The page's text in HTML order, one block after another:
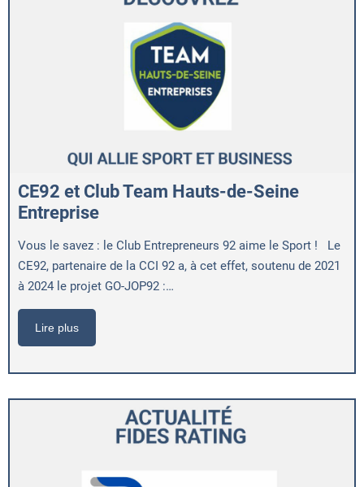
CE92 et Club Team Hauts-de-Seine
Entreprise
Vous le savez : le Club Entrepreneurs 92 aime le Sport ! Le
CE92, partenaire de la CCI 92 a, à cet effet, soutenu de 2021
à 2024 le projet GO-JOP92 :…
Lire plus